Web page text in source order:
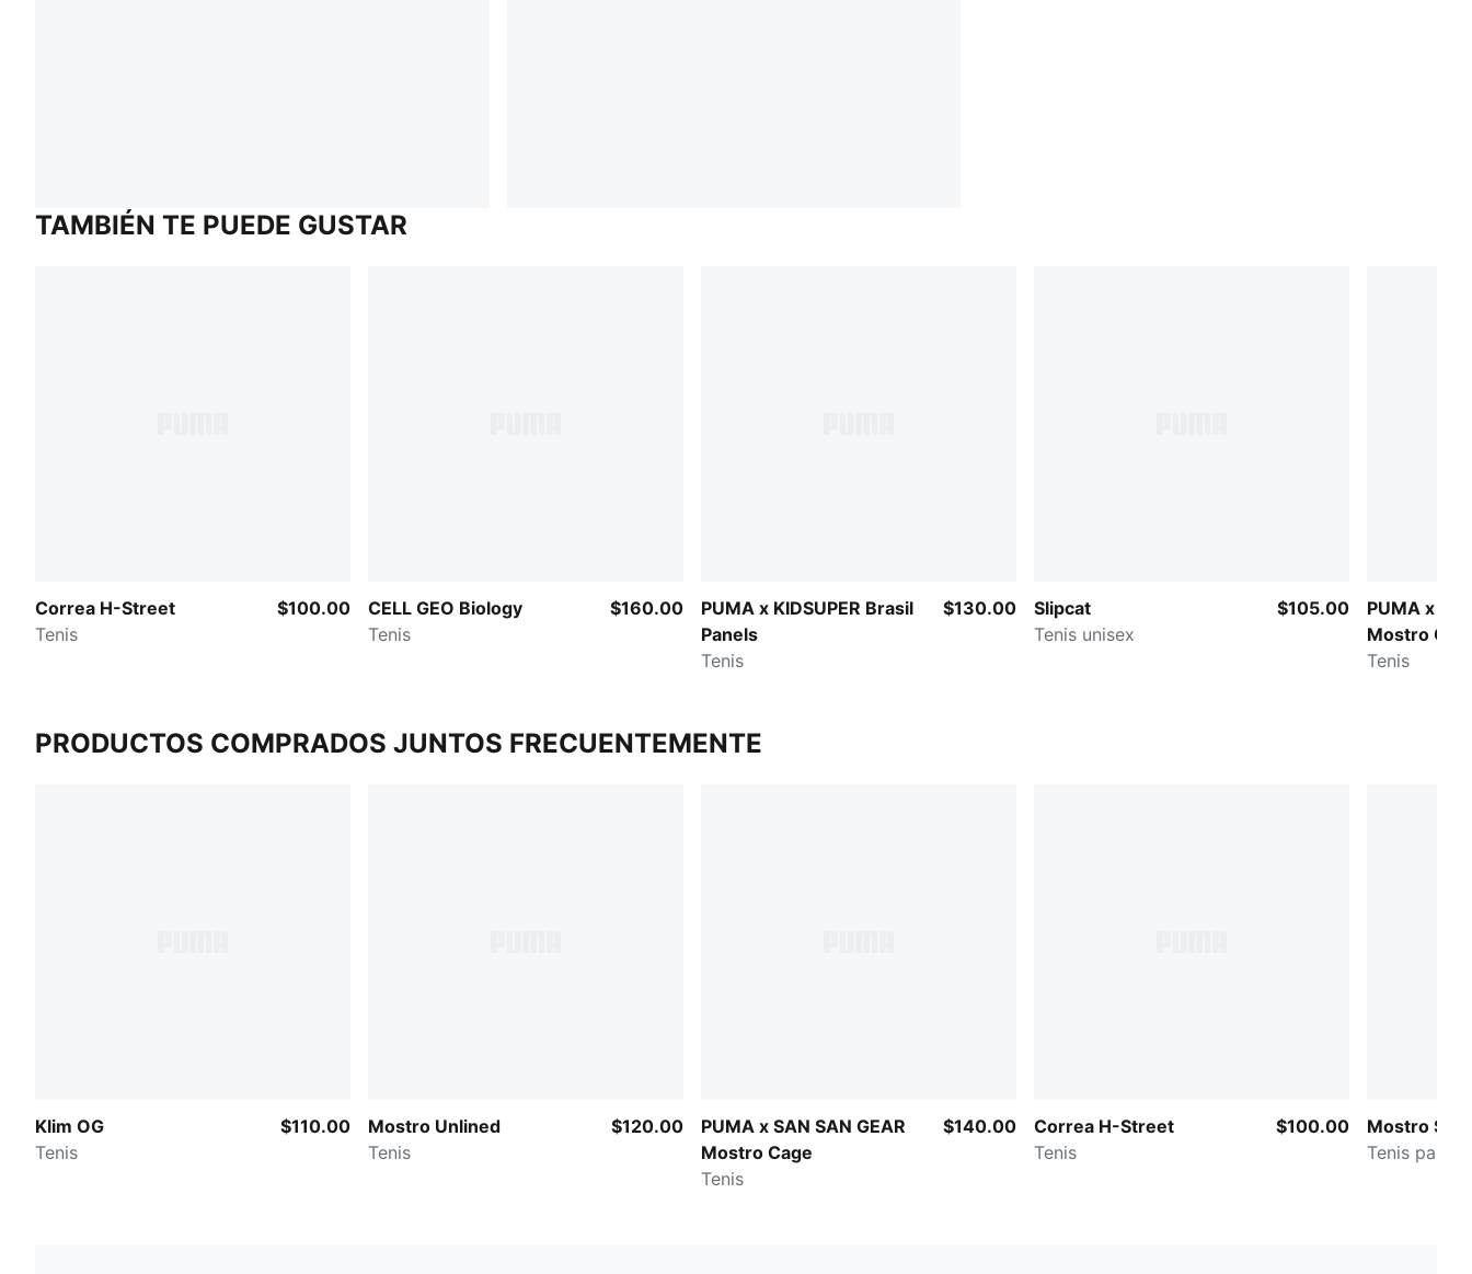
TAMBIÉN TE PUEDE GUSTAR
Correa H-Street
Tenis
$100.00
CELL GEO Biology
Tenis
$160.00
PUMA x KIDSUPER Brasil
Panels
Tenis
$130.00
Slipcat
Tenis unisex
$105.00
PUMA x
Mostro
Tenis
PRODUCTOS COMPRADOS JUNTOS FRECUENTEMENTE
Klim OG
Tenis
$110.00
Mostro Unlined
Tenis
$120.00
PUMA x SAN SAN GEAR
Mostro Cage
Tenis
$140.00
Correa H-Street
Tenis
$100.00
Mostro
Tenis para